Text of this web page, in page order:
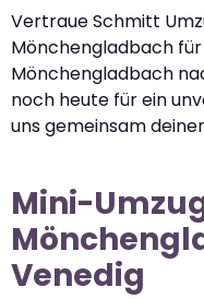
Vertraue Schmitt
Mönchengladbach
Mönchengladbach
noch heute für ein
uns gemeinsam
Mini-
Venedig